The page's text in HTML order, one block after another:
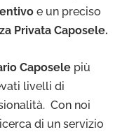
e un preciso
Privata Caposele.
Caposele più
livelli di
Con noi
di un servizio